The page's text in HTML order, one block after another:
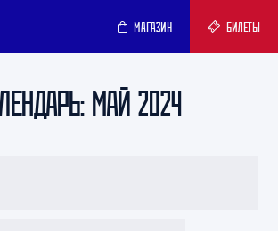
МАГАЗИН БИЛЕТЫ
МАЙ 2024